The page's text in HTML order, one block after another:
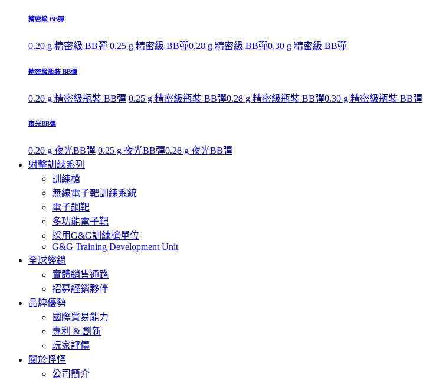
精密級 BB彈
0.20 g 精密級 BB彈 0.25 g 精密級 BB彈0.28 g 精密級 BB彈0.30 g 精密級 BB彈
精密級瓶裝 BB彈
0.20 g 精密級瓶裝 BB彈 0.25 g 精密級瓶裝 BB彈0.28 g 精密級瓶裝 BB彈0.30 g 精密級瓶裝 BB彈
夜光BB彈
0.20 g 夜光BB彈 0.25 g 夜光BB彈0.28 g 夜光BB彈
射擊訓練系列
訓練槍
無線電子靶訓練系統
電子鋼靶
多功能電子靶
採用G&G訓練槍單位
G&G Training Development Unit
全球經銷
實體銷售通路
招募經銷夥伴
品牌優勢
國際貿易能力
專利 & 創新
玩家評價
關於怪怪
公司簡介